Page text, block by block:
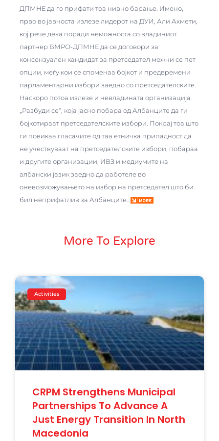
ДПМНЕ да го прифати тоа нивно барање. Имено,
прво во јавноста излезе лидерот на ДУИ, Али Ахмети,
кој рече дека поради неможноста со владиниот
партнер ВМРО-ДПМНЕ да се договори за
консензуален кандидат за претседател можни се пет
опции, меѓу кои се споменаа бојкот и предвремени
парламентарни избори заедно со претседателските.
Наскоро потоа излезе и невладината организација
„Разбуди се“, која јасно побара од Албанците да ги
бојкотираат претседателските избори. Покрај тоа што
ги повикаа гласачите од таа етничка припадност да
не учествуваат на претседателските избори, побараа
и другите организации, ИВЗ и медиумите на
албански јазик заедно да работеле во
оневозможувањето на избор на претседател што би
бил неприфатлив за Албанците…
More To Explore
Activities
CRPM Strengthens Municipal
Partnerships To Advance A
Just Energy Transition In North
Macedonia